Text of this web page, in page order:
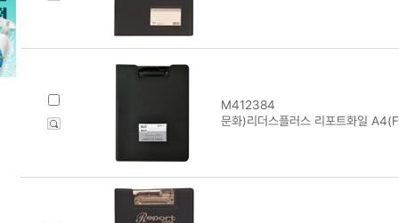
M412384
문화)리더스플러스 리포트화일